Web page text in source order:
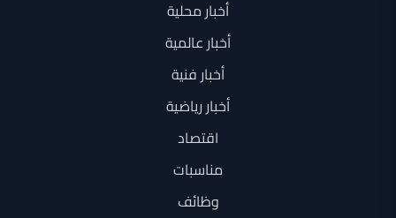
أخبار محلية
أخبار عالمية
أخبار فنية
أخبار رياضية
اقتصاد
مناسبات
وظائف